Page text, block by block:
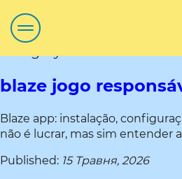
blaze jogo
Blaze app: instalação,
não é lucrar, mas sim entender
Published: 15 Травня, 2026